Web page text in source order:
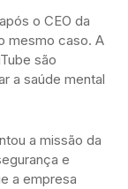
o CEO da
mesmo caso. A
são
a saúde mental
a missão da
e
a empresa